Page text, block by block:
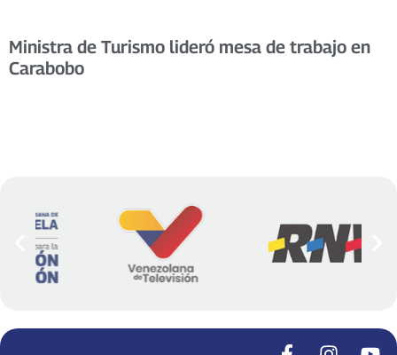
Ministra de Turismo lideró mesa de trabajo en
Carabobo